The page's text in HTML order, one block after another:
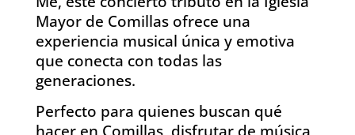
Mayor de Comillas ofrece una
experiencia musical única y emotiva
que conecta con todas las
generaciones.
Perfecto para quienes buscan qué
hacer en Comillas, disfrutar de música